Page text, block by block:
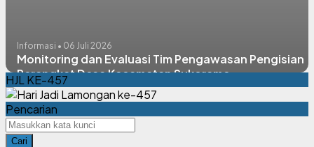
Informasi • 06 Juli 2026
Monitoring dan Evaluasi Tim Pengawasan Pengisian
Perangkat Desa Kecamatan Sukorame
HJL KE-457
Pencarian
Cari